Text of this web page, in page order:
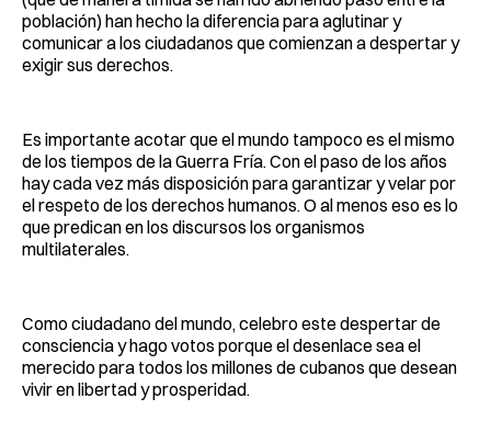
población) han hecho la diferencia para aglutinar y
comunicar a los ciudadanos que comienzan a despertar y
exigir sus derechos.
Es importante acotar que el mundo tampoco es el mismo
de los tiempos de la Guerra Fría. Con el paso de los años
hay cada vez más disposición para garantizar y velar por
el respeto de los derechos humanos. O al menos eso es lo
que predican en los discursos los organismos
multilaterales.
Como ciudadano del mundo, celebro este despertar de
consciencia y hago votos porque el desenlace sea el
merecido para todos los millones de cubanos que desean
vivir en libertad y prosperidad.